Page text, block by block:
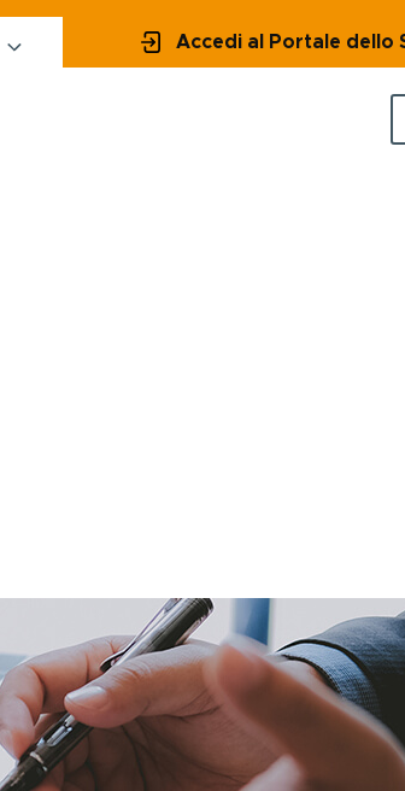
Energia Ambiente
online
Accedi al Portale dello